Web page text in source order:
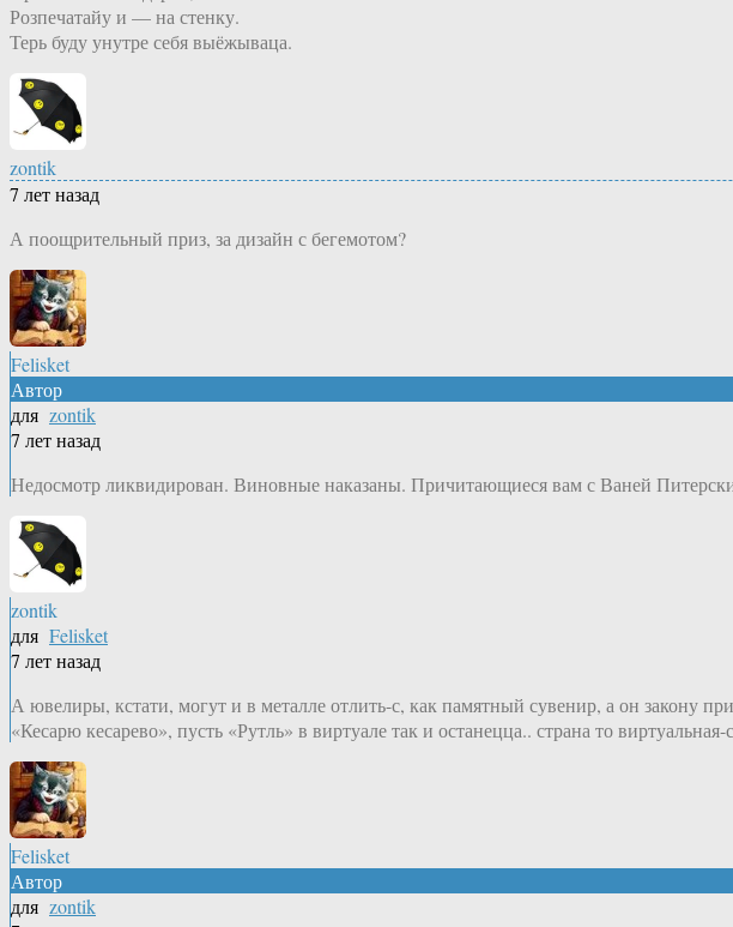
Розпечатайу и — на стенку.
Терь буду унутре себя выёжываца.
zontik
7 лет назад
А поощрительный приз, за дизайн с бегемотом?
Felisket
Автор
для zontik
7 лет назад
Недосмотр ликвидирован. Виновные наказаны. Причитающиеся вам с Ваней
zontik
для Felisket
7 лет назад
А ювелиры, кстати, могут и в металле отлить-с, как памятный сувенир, а он закону
«Кесарю кесарево», пусть «Рутль» в виртуале так и останецца.. страна то виртуальная-
Felisket
Автор
для zontik